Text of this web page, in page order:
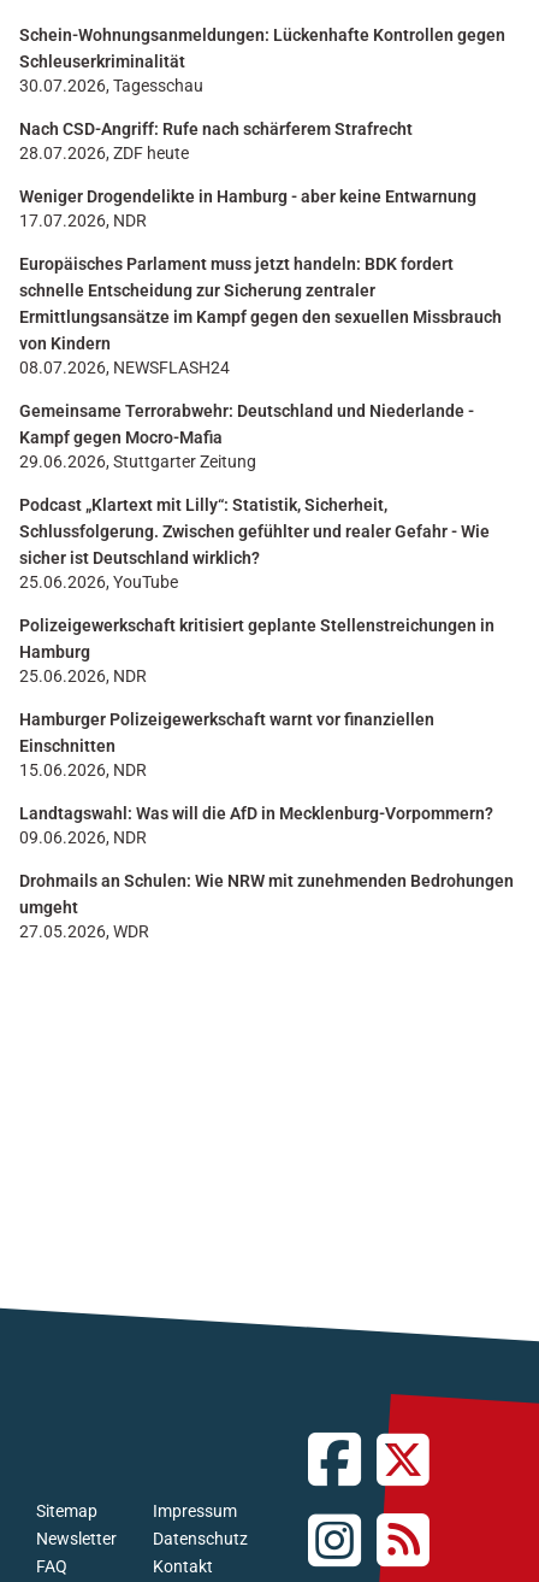
Schein-Wohnungsanmeldungen: Lückenhafte Kontrollen gegen
Schleuserkriminalität
30.07.2026, Tagesschau
Nach CSD-Angriff: Rufe nach schärferem Strafrecht
28.07.2026, ZDF heute
Weniger Drogendelikte in Hamburg - aber keine Entwarnung
17.07.2026, NDR
Europäisches Parlament muss jetzt handeln: BDK fordert
schnelle Entscheidung zur Sicherung zentraler
Ermittlungsansätze im Kampf gegen den sexuellen Missbrauch
von Kindern
08.07.2026, NEWSFLASH24
Gemeinsame Terrorabwehr: Deutschland und Niederlande -
Kampf gegen Mocro-Mafia
29.06.2026, Stuttgarter Zeitung
Podcast „Klartext mit Lilly“: Statistik, Sicherheit,
Schlussfolgerung. Zwischen gefühlter und realer Gefahr - Wie
sicher ist Deutschland wirklich?
25.06.2026, YouTube
Polizeigewerkschaft kritisiert geplante Stellenstreichungen in
Hamburg
25.06.2026, NDR
Hamburger Polizeigewerkschaft warnt vor finanziellen
Einschnitten
15.06.2026, NDR
Landtagswahl: Was will die AfD in Mecklenburg-Vorpommern?
09.06.2026, NDR
Drohmails an Schulen: Wie NRW mit zunehmenden Bedrohungen
umgeht
27.05.2026, WDR
FAQ
Newsletter
Sitemap
Kontakt
Datenschutz
Impressum